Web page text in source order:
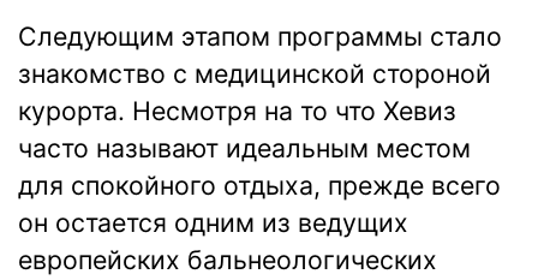
Следующим этапом программы стало
знакомство с медицинской стороной
курорта. Несмотря на то что Хевиз
часто называют идеальным местом
для спокойного отдыха, прежде всего
он остается одним из ведущих
европейских бальнеологических